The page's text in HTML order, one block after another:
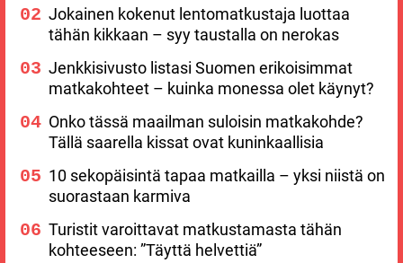
Jokainen kokenut lentomatkustaja luottaa
tähän kikkaan – syy taustalla on nerokas
Jenkkisivusto listasi Suomen erikoisimmat
matkakohteet – kuinka monessa olet käynyt?
Onko tässä maailman suloisin matkakohde?
Tällä saarella kissat ovat kuninkaallisia
10 sekopäisintä tapaa matkailla – yksi niistä on
suorastaan karmiva
Turistit varoittavat matkustamasta tähän
kohteeseen: ”Täyttä helvettiä”